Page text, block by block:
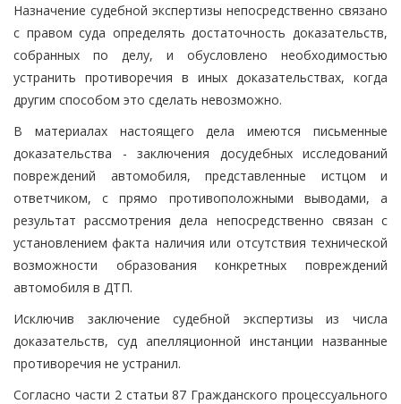
Назначение судебной экспертизы непосредственно связано
с правом суда определять достаточность доказательств,
собранных по делу, и обусловлено необходимостью
устранить противоречия в иных доказательствах, когда
другим способом это сделать невозможно.
В материалах настоящего дела имеются письменные
доказательства - заключения досудебных исследований
повреждений автомобиля, представленные истцом и
ответчиком, с прямо противоположными выводами, а
результат рассмотрения дела непосредственно связан с
установлением факта наличия или отсутствия технической
возможности образования конкретных повреждений
автомобиля в ДТП.
Исключив заключение судебной экспертизы из числа
доказательств, суд апелляционной инстанции названные
противоречия не устранил.
Согласно части 2 статьи 87 Гражданского процессуального